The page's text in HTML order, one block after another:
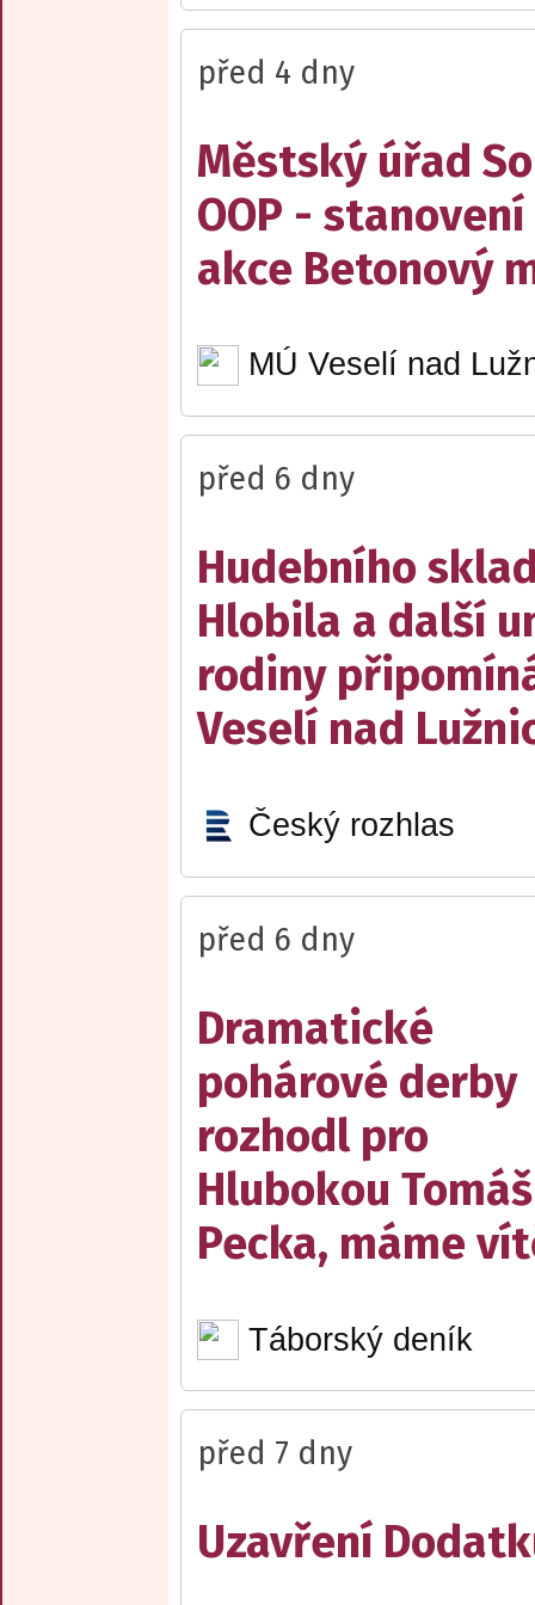
před 4 dny
Městský úřad
OOP -
akce Betonový
MÚ Veselí nad
před 6 dny
Hudebního
Hlobila a další
rodiny
Veselí nad
Český rozhlas
před 6 dny
Dramatické
pohárové derby
rozhodl pro
Hlubokou Tomáš
Pecka, máme
Táborský deník
před 7 dny
Uzavření